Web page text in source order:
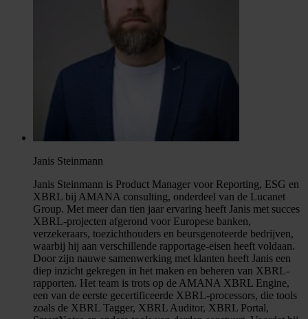
Janis Steinmann
Janis Steinmann is Product Manager voor Reporting, ESG en
XBRL bij AMANA consulting, onderdeel van de Lucanet
Group. Met meer dan tien jaar ervaring heeft Janis met succes
XBRL-projecten afgerond voor Europese banken,
verzekeraars, toezichthouders en beursgenoteerde bedrijven,
waarbij hij aan verschillende rapportage-eisen heeft voldaan.
Door zijn nauwe samenwerking met klanten heeft Janis een
diep inzicht gekregen in het maken en beheren van XBRL-
rapporten. Het team is trots op de AMANA XBRL Engine,
een van de eerste gecertificeerde XBRL-processors, die tools
zoals de XBRL Tagger, XBRL Auditor, XBRL Portal,